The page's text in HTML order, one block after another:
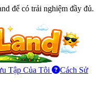
để có trải nghiệm đầy đủ.
Tập Của Tôi
Cách Sử